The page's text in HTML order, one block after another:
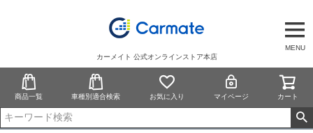
MENU
カーメイト 公式オンラインストア本店
商品一覧 車種別適合検索 お気に入り マイページ カート